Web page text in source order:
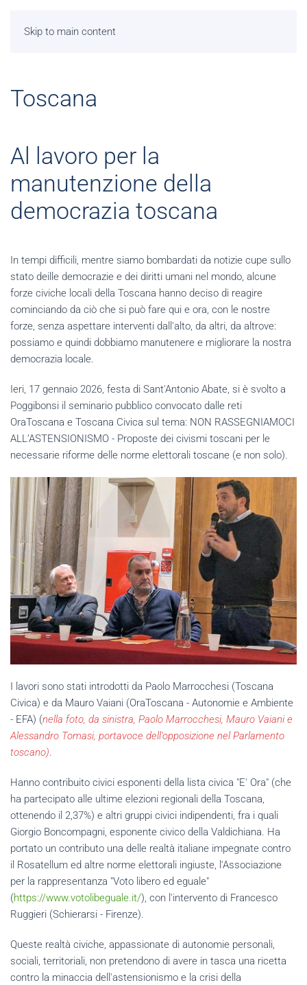
Skip to main content
Toscana
Al lavoro per la
manutenzione della
democrazia toscana
In tempi difficili, mentre siamo bombardati da notizie cupe sullo
stato deille democrazie e dei diritti umani nel mondo, alcune
forze civiche locali della Toscana hanno deciso di reagire
cominciando da ciò che si può fare qui e ora, con le nostre
forze, senza aspettare interventi dall'alto, da altri, da altrove:
possiamo e quindi dobbiamo manutenere e migliorare la nostra
democrazia locale.
Ieri, 17 gennaio 2026, festa di Sant'Antonio Abate, si è svolto a
Poggibonsi il seminario pubblico convocato dalle reti
OraToscana e Toscana Civica sul tema: NON RASSEGNIAMOCI
ALL’ASTENSIONISMO - Proposte dei civismi toscani per le
necessarie riforme delle norme elettorali toscane (e non solo).
I lavori sono stati introdotti da Paolo Marrocchesi (Toscana
Civica) e da Mauro Vaiani (OraToscana - Autonomie e Ambiente
- EFA) (nella foto, da sinistra, Paolo Marrocchesi, Mauro Vaiani e
Alessandro Tomasi, portavoce dell'opposizione nel Parlamento
toscano).
Hanno contribuito civici esponenti della lista civica "E' Ora" (che
ha partecipato alle ultime elezioni regionali della Toscana,
ottenendo il 2,37%) e altri gruppi civici indipendenti, fra i quali
Giorgio Boncompagni, esponente civico della Valdichiana. Ha
portato un contributo una delle realtà italiane impegnate contro
il Rosatellum ed altre norme elettorali ingiuste, l'Associazione
per la rappresentanza "Voto libero ed eguale"
(https://www.votolibeguale.it/), con l'intervento di Francesco
Ruggieri (Schierarsi - Firenze).
Queste realtà civiche, appassionate di autonomie personali,
sociali, territoriali, non pretendono di avere in tasca una ricetta
contro la minaccia dell'astensionismo e la crisi della